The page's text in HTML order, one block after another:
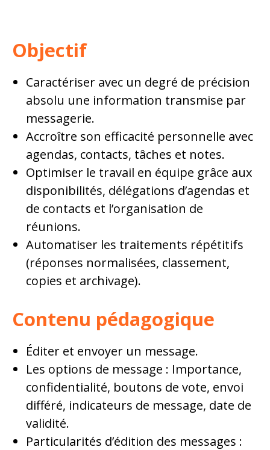
Objectif
Caractériser avec un degré de précision
absolu une information transmise par
messagerie.
Accroître son efficacité personnelle avec
agendas, contacts, tâches et notes.
Optimiser le travail en équipe grâce aux
disponibilités, délégations d’agendas et
de contacts et l’organisation de
réunions.
Automatiser les traitements répétitifs
(réponses normalisées, classement,
copies et archivage).
Contenu pédagogique
Éditer et envoyer un message.
Les options de message : Importance,
confidentialité, boutons de vote, envoi
différé, indicateurs de message, date de
validité.
Particularités d’édition des messages :